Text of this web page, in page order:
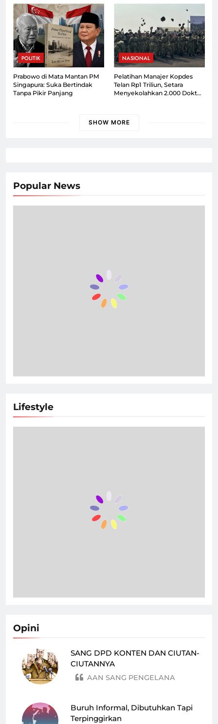
POLITIK
Prabowo di Mata Mantan PM
Singapura: Suka Bertindak
Tanpa Pikir Panjang
NASIONAL
Pelatihan Manajer Kopdes
Telan Rp1 Triliun, Setara
Menyekolahkan 2.000 Dokter
SHOW MORE
Popular News
Lifestyle
Opini
SANG DPD KONTEN DAN CIUTAN-
CIUTANNYA
AAN SANG PENGELANA
Buruh Informal, Dibutuhkan Tapi
Terpinggirkan